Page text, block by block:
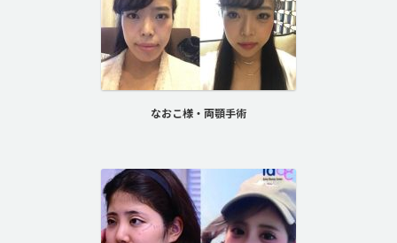
なおこ様・両顎手術